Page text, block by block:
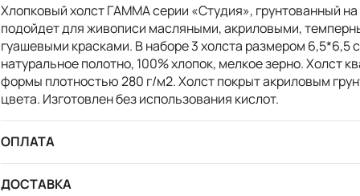
Хлопковый холст ГАММА серии «Студия», грунтованный на
подойдет для живописи масляными, акриловыми,
гуашевыми красками. В наборе 3 холста размером 6,5*6,5
натуральное полотно, 100% хлопок, мелкое зерно. Холст
формы плотностью 280 г/м2. Холст покрыт акриловым
цвета. Изготовлен без использования кислот.
ОПЛАТА
ДОСТАВКА